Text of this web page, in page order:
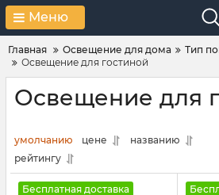
Меню
Главная Освещение для дома
Тип
Освещение для гостиной
Освещение для
умолчанию цене
названию
рейтингу
Бесплатная доставка